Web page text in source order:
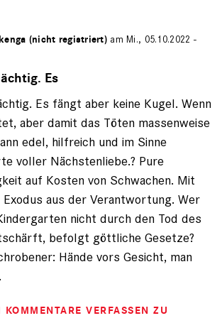
(nicht registriert) am Mi., 05.10.2022 -
Es
Es fängt aber keine Kugel. Wenn
aber damit das Töten massenweise
edel, hilfreich und im Sinne
voller Nächstenliebe.? Pure
auf Kosten von Schwachen. Mit
Exodus aus der Verantwortung. Wer
nicht durch den Tod des
befolgt göttliche Gesetze?
Hände vors Gesicht, man
VERFASSEN ZU